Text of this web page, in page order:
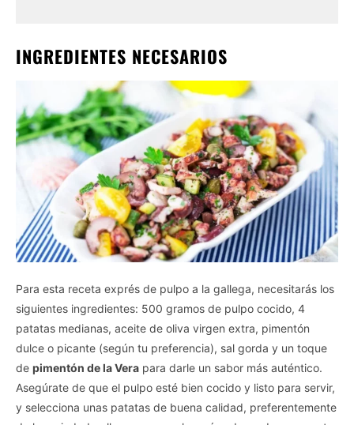
INGREDIENTES NECESARIOS
Para esta receta exprés de pulpo a la gallega, necesitarás los
siguientes ingredientes: 500 gramos de pulpo cocido, 4
patatas medianas, aceite de oliva virgen extra, pimentón
dulce o picante (según tu preferencia), sal gorda y un toque
de pimentón de la Vera para darle un sabor más auténtico.
Asegúrate de que el pulpo esté bien cocido y listo para servir,
y selecciona unas patatas de buena calidad, preferentemente